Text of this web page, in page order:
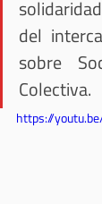
del
sobre
Colectiva.
https://